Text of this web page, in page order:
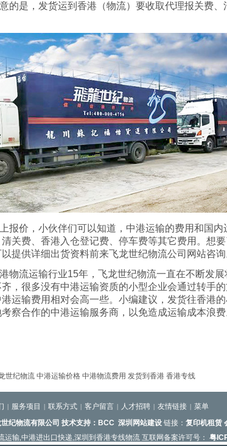
的是，发货运到香港（物流）要收取代理报关费、
报价，小伙伴们可以知道，中港运输的费用和国
关费、香港入仓登记费、停车费等其它费用。想
提供详细出货资料前来飞龙世纪物流公司网站咨询
物流运输行业15年，飞龙世纪物流一直在不断发
，很多没有中港运输资质的小型企业会通过转手
运输费用相对会高一些。小编建议，发货往香港
察合作的中港运输服务商，以免造成运输成本浪费
世纪物流 中港运输价格 中港物流费用 发货到香港 香港专线
| 服务项目 | 联系方式 | 客户留言 | 人才招聘 | 友情链接 | 菜单
名称 |
纪物流有限公司 技术支持： BCC 深圳网站建设 链接： 复印机租赁
运输,中港进出口快递,深圳到香港专线物流互联网备案许可号： 粤